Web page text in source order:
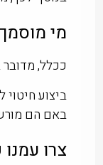
מי
ככלל,
ביצוע
באם הם
צרו